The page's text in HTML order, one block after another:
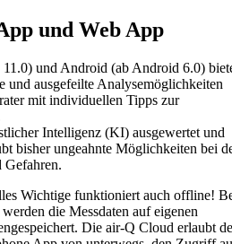
und Web App
und Android (ab Android 6.0)
und ausgefeilte Analysemöglichkeiten
mit individuellen Tipps zur
Intelligenz (KI) ausgewertet und
bisher ungeahnte Möglichkeiten bei
Gefahren.
Wichtige funktioniert auch offline!
die Messdaten auf eigenen
Die air-Q Cloud erlaubt